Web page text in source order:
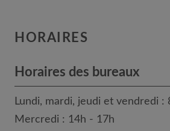
HORAIRES
Horaires des bureaux
Lundi, mardi, jeudi et vendredi :
Mercredi : 14h - 17h